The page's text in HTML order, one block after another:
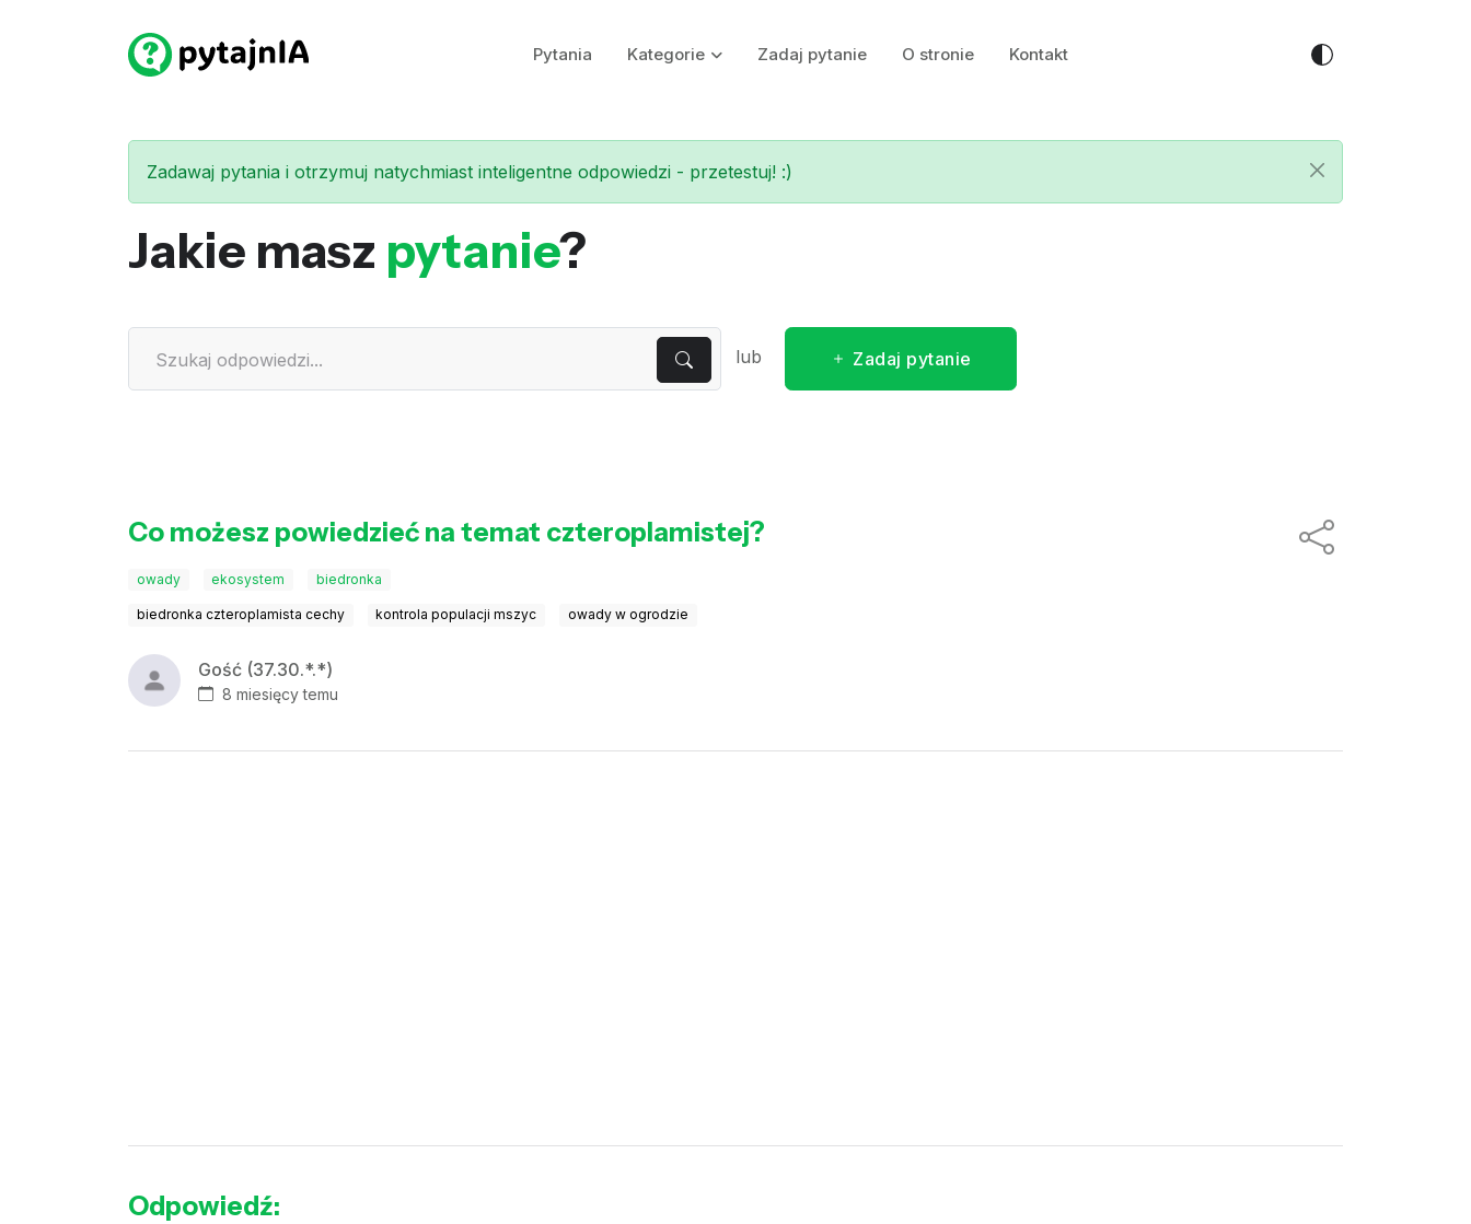
Pytania Kategorie Zadaj pytanie O stronie Kontakt
Zadawaj pytania i otrzymuj natychmiast inteligentne odpowiedzi - przetestuj! :)
Jakie masz pytanie?
lub Zadaj pytanie
Co możesz powiedzieć na temat czteroplamistej?
owady ekosystem biedronka
biedronka czteroplamista cechy kontrola populacji mszyc owady w ogrodzie
Gość (37.30.*.*)
8 miesięcy temu
Odpowiedź: